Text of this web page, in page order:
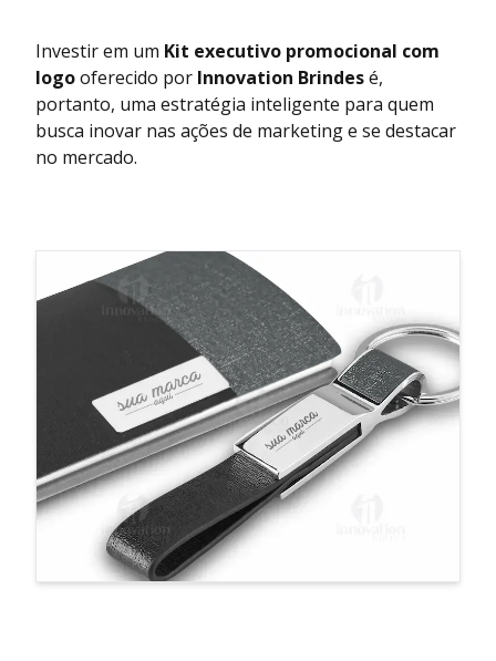
Investir em um Kit executivo promocional com
logooferecido por Innovation Brindesé,
portanto, uma estratégia inteligente para quem
busca inovar nas ações de marketing e se destacar
no mercado.